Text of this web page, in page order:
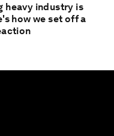
heavy industry is
how we set off a